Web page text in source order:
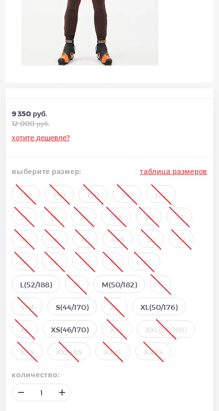
9 350 руб.
12 000 руб.
хотите дешевле?
выберите размер: таблица размеров
130 140 150 160 2XL
34 36 38 3XS 40 42
44 46 48 4XS 50 52
54 56 58 L L-XL
L(52/188) M M(50/182) S
S-M S(44/170) XL XL(50/176)
XS XS(46/170) XXL XXL(56/188)
XXS XXS-XS XXXL XXXS
количество: